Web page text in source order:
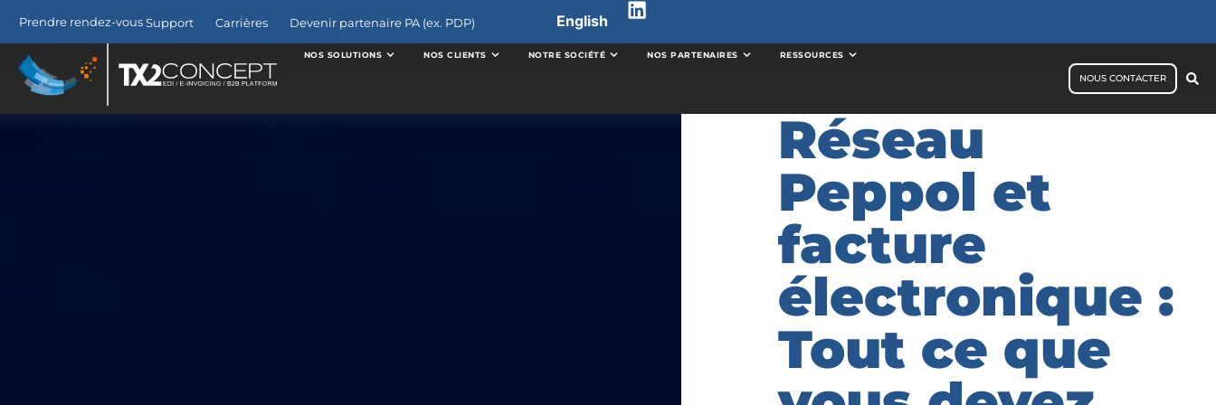
Prendre rendez-vousSupport Carrières Devenir partenaire PA (ex. PDP) English
NOS SOLUTIONS NOS CLIENTS NOTRE SOCIÉTÉ NOS PARTENAIRES RESSOURCES
NOUS CONTACTER
Réseau
Peppol et
facture
électronique :
Tout ce que